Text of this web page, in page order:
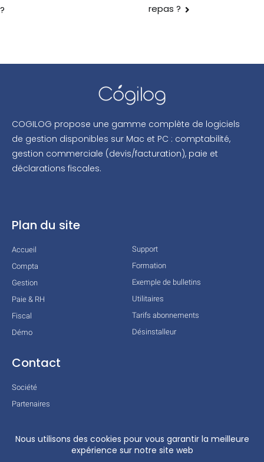
?
repas ?
COGILOG propose une gamme complète de logiciels
de gestion disponibles sur Mac et PC : comptabilité,
gestion commerciale (devis/facturation), paie et
déclarations fiscales.
Plan du site
Accueil
Compta
Gestion
Paie & RH
Fiscal
Démo
Support
Formation
Exemple de bulletins
Utilitaires
Tarifs abonnements
Désinstalleur
Contact
Société
Partenaires
Mentions légales
Conditions générales